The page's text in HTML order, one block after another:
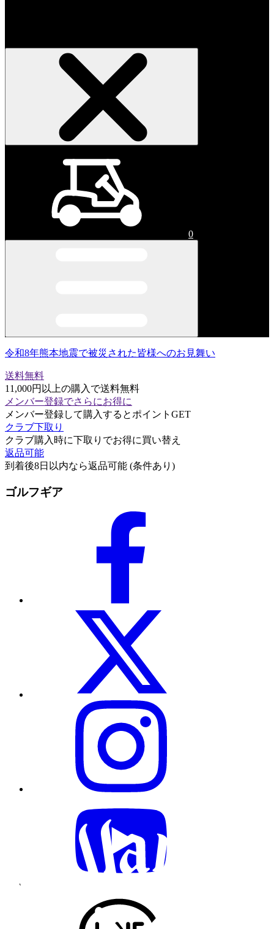
0
令和8年熊本地震で被災された皆様へのお見舞い
送料無料
11,000円以上の購入で送料無料
メンバー登録でさらにお得に
メンバー登録して購入するとポイントGET
クラブ下取り
クラブ購入時に下取りでお得に買い替え
返品可能
到着後8日以内なら返品可能 (条件あり)
ゴルフギア